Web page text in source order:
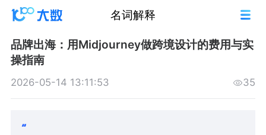
名词解释
品牌出海：用Midjourney做跨境设计的费用与实
操指南
2026-05-14 13:11:53 35